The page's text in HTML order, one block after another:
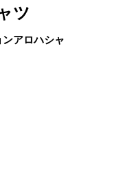
アロハシャ
ツ